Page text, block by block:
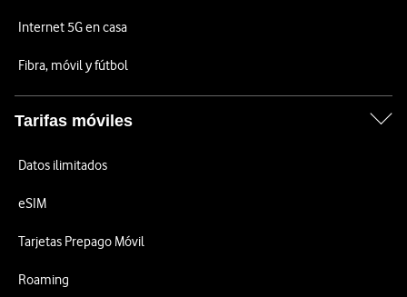
Internet 5G en casa
Fibra, móvil y fútbol
Tarifas móviles
Datos ilimitados
eSIM
Tarjetas Prepago Móvil
Roaming